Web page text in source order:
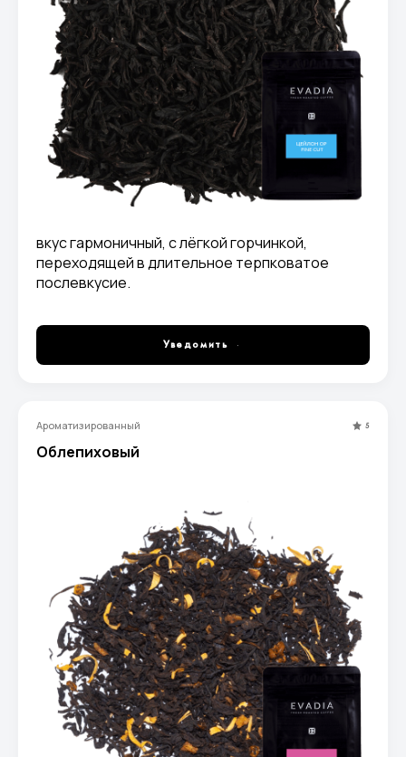
вкус гармоничный, с лёгкой горчинкой,
переходящей в длительное терпковатое
послевкусие.
Уведомить
Ароматизированный 5
Облепиховый